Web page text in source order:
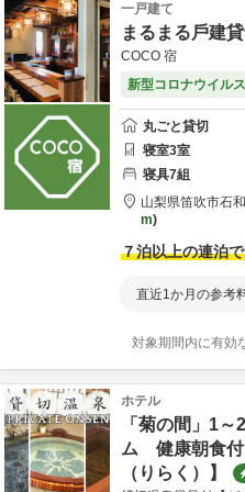
一戸建て
まるまる戶建貸
COCO 宿
新型コロナウイル
丸ごと貸切
寝室3室
寝具7組
山梨県笛吹市石
m
７泊以上の連泊で
直近1か月の参考
対象期間内に有効
ホテル
「菊の間」1
ム 健康朝食
（りらく）】